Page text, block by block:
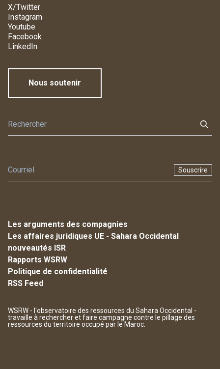
X/Twitter
Instagram
Youtube
Facebook
LinkedIn
Nous soutenir
Souscrire
Les arguments des compagnies
Les affaires juridiques UE - Sahara Occidental
nouveautés ISR
Rapports WSRW
Politique de confidentialité
RSS Feed
WSRW - l'observatoire des ressources du Sahara Occidental -
travaille à rechercher et faire campagne contre le pillage des
ressources du territoire occupé par le Maroc.